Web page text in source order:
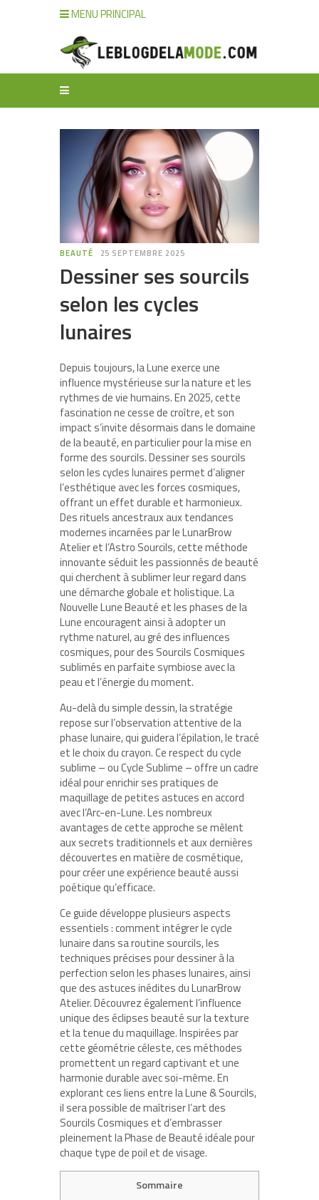
MENU PRINCIPAL
BEAUTÉ 25 SEPTEMBRE 2025
Dessiner ses sourcils
selon les cycles
lunaires
Depuis toujours, la Lune exerce une
influence mystérieuse sur la nature et les
rythmes de vie humains. En 2025, cette
fascination ne cesse de croître, et son
impact s’invite désormais dans le domaine
de la beauté, en particulier pour la mise en
forme des sourcils. Dessiner ses sourcils
selon les cycles lunaires permet d’aligner
l’esthétique avec les forces cosmiques,
offrant un effet durable et harmonieux.
Des rituels ancestraux aux tendances
modernes incarnées par le LunarBrow
Atelier et l’Astro Sourcils, cette méthode
innovante séduit les passionnés de beauté
qui cherchent à sublimer leur regard dans
une démarche globale et holistique. La
Nouvelle Lune Beauté et les phases de la
Lune encouragent ainsi à adopter un
rythme naturel, au gré des influences
cosmiques, pour des Sourcils Cosmiques
sublimés en parfaite symbiose avec la
peau et l’énergie du moment.
Au-delà du simple dessin, la stratégie
repose sur l’observation attentive de la
phase lunaire, qui guidera l’épilation, le tracé
et le choix du crayon. Ce respect du cycle
sublime – ou Cycle Sublime – offre un cadre
idéal pour enrichir ses pratiques de
maquillage de petites astuces en accord
avec l’Arc-en-Lune. Les nombreux
avantages de cette approche se mêlent
aux secrets traditionnels et aux dernières
découvertes en matière de cosmétique,
pour créer une expérience beauté aussi
poétique qu’efficace.
Ce guide développe plusieurs aspects
essentiels : comment intégrer le cycle
lunaire dans sa routine sourcils, les
techniques précises pour dessiner à la
perfection selon les phases lunaires, ainsi
que des astuces inédites du LunarBrow
Atelier. Découvrez également l’influence
unique des éclipses beauté sur la texture
et la tenue du maquillage. Inspirées par
cette géométrie céleste, ces méthodes
promettent un regard captivant et une
harmonie durable avec soi-même. En
explorant ces liens entre la Lune & Sourcils,
il sera possible de maîtriser l’art des
Sourcils Cosmiques et d’embrasser
pleinement la Phase de Beauté idéale pour
chaque type de poil et de visage.
Sommaire